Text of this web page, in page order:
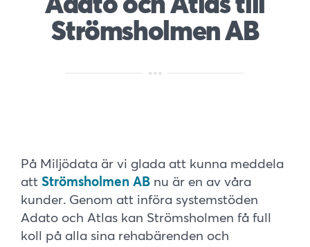
Adato och Atlas till
Strömsholmen AB
På Miljödata är vi glada att kunna meddela
att Strömsholmen AB nu är en av våra
kunder. Genom att införa systemstöden
Adato och Atlas kan Strömsholmen få full
koll på alla sina rehabärenden och